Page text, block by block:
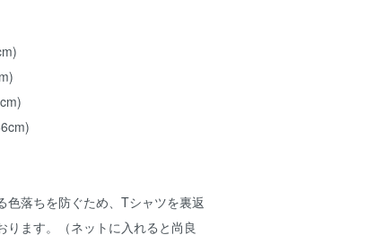
色落ちを防ぐため、Tシャツを裏返
ります。（ネットに入れると尚良